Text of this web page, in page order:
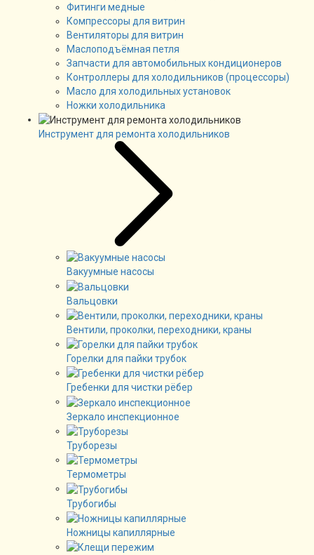
Фитинги медные
Компрессоры для витрин
Вентиляторы для витрин
Маслоподъёмная петля
Запчасти для автомобильных кондиционеров
Контроллеры для холодильников (процессоры)
Масло для холодильных установок
Ножки холодильника
Инструмент для ремонта холодильников
Вакуумные насосы
Вальцовки
Вентили, проколки, переходники, краны
Горелки для пайки трубок
Гребенки для чистки рёбер
Зеркало инспекционное
Труборезы
Термометры
Трубогибы
Ножницы капиллярные